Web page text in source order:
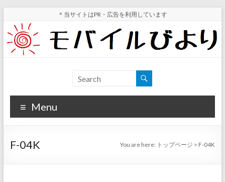
content
＊当サイトはPR・広告を利用しています
バ
イ
ル
び
ビュ
ホ値
Menu
F-04K You are here: トップページ > F-04K